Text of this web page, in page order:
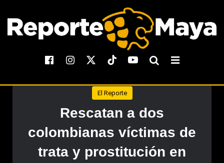
El Reporte
Rescatan a dos
colombianas víctimas de
trata y prostitución en